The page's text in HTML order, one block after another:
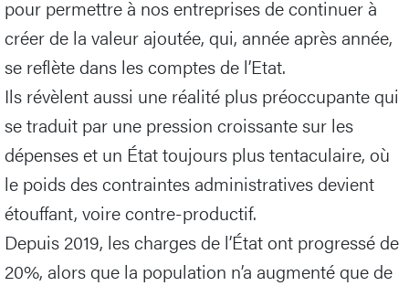
pour permettre à nos entreprises de continuer à
créer de la valeur ajoutée, qui, année après année,
se reflète dans les comptes de l’Etat.
Ils révèlent aussi une réalité plus préoccupante qui
se traduit par une pression croissante sur les
dépenses et un État toujours plus tentaculaire, où
le poids des contraintes administratives devient
étouffant, voire contre-productif.
Depuis 2019, les charges de l’État ont progressé de
20%, alors que la population n’a augmenté que de